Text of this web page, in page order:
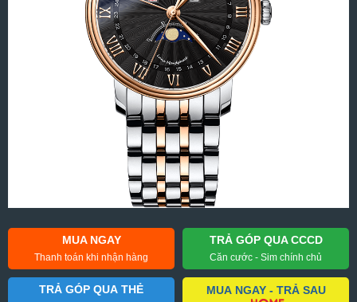
MUA NGAY
Thanh toán khi nhận hàng
TRẢ GÓP QUA CCCD
Căn cước - Sim chính chủ
TRẢ GÓP QUA THẺ MUA NGAY - TRẢ SAU